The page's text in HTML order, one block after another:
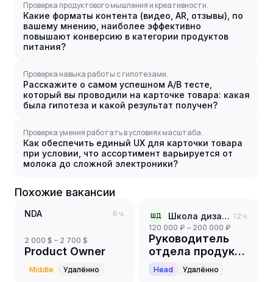
Проверка продуктового мышления и креативности.
Какие форматы контента (видео, AR, отзывы), по
вашему мнению, наиболее эффективно
повышают конверсию в категории продуктов
питания?
Проверка навыка работы с гипотезами.
Расскажите о самом успешном A/B тесте,
который вы проводили на карточке товара: какая
была гипотеза и какой результат получен?
Проверка умения работать в условиях масштаба.
Как обеспечить единый UX для карточки товара
при условии, что ассортимент варьируется от
молока до сложной электроники?
Похожие вакансии
NDA 6 ч.
2 000 $ – 2 700 $
Product Owner
Middle Удалённо
ШД Школа дизайна Маши Черной 12 ч.
120 000 ₽ – 200 000 ₽
Руководитель
отдела продукта
/ Директор
продукта в
Head Удалённо